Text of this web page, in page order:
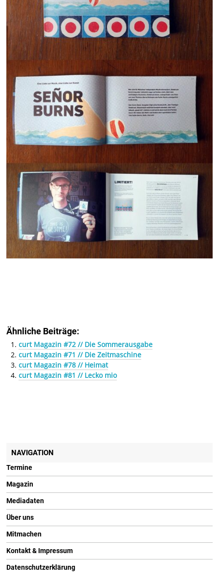
Ähnliche Beiträge:
curt Magazin #72 // Die Sommerausgabe
curt Magazin #71 // Die Zeitmaschine
curt Magazin #78 // Heimat
curt Magazin #81 // Lecko mio
NAVIGATION
Termine
Magazin
Mediadaten
Über uns
Mitmachen
Kontakt & Impressum
Datenschutzerklärung